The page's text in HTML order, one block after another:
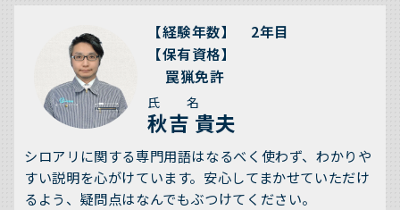
【経験年数】 2年目
【保有資格】
罠猟免許
氏 名
秋吉 貴夫
シロアリに関する専門用語はなるべく使わず、わかりや
すい説明を心がけています。安心してまかせていただけ
るよう、疑問点はなんでもぶつけてください。